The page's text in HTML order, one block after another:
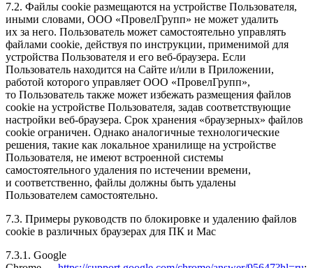
7.2. Файлы cookie размещаются на устройстве Пользователя,
иными словами, ООО «ПровелГрупп» не может удалить
их за него. Пользователь может самостоятельно управлять
файлами cookie, действуя по инструкции, применимой для
устройства Пользователя и его веб-браузера. Если
Пользователь находится на Сайте и/или в Приложении,
работой которого управляет ООО «ПровелГрупп»,
то Пользователь также может избежать размещения файлов
cookie на устройстве Пользователя, задав соответствующие
настройки веб-браузера. Срок хранения «браузерных» файлов
cookie ограничен. Однако аналогичные технологические
решения, такие как локальное хранилище на устройстве
Пользователя, не имеют встроенной системы
самостоятельного удаления по истечении времени,
и соответственно, файлы должны быть удалены
Пользователем самостоятельно.
7.3. Примеры руководств по блокировке и удалению файлов
cookie в различных браузерах для ПК и Mac
7.3.1. Google